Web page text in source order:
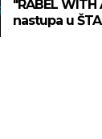
"RABEL
nastupa u